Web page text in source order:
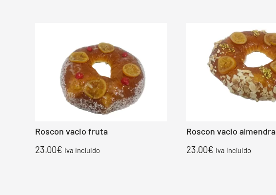
Roscon vacio fruta
23.00€ Iva incluido
Roscon vacio almendra
23.00€ Iva incluido